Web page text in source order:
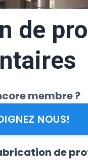
de
membre ?
NOUS!
de